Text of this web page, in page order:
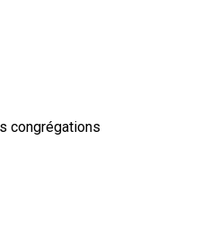
congrégations